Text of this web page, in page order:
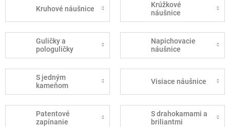
Kruhové náušnice
Krúžkové
náušnice
Guličky a
pologuličky
Napichovacie
náušnice
S jedným
kameňom
Visiace náušnice
Patentové
zapínanie
S drahokamami a
briliantmi